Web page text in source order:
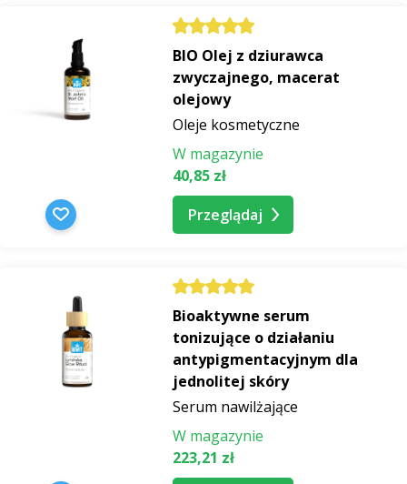
BIO Olej z dziurawca
zwyczajnego, macerat
olejowy
Oleje kosmetyczne
W magazynie
40,85 zł
Przeglądaj
Bioaktywne serum
tonizujące o działaniu
antypigmentacyjnym dla
jednolitej skóry
Serum nawilżające
W magazynie
223,21 zł